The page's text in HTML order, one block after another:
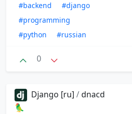
#backend
#django
#programming
#python
#russian
0
Django [ru] /dnacd
🦜